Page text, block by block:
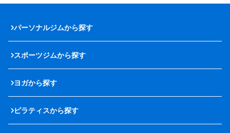
パーソナルジムから探す
スポーツジムから探す
ヨガから探す
ピラティスから探す